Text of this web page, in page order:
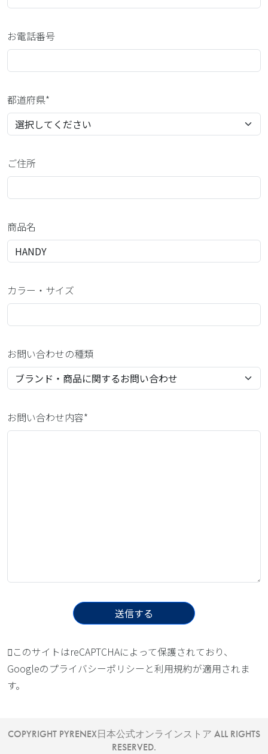
お電話番号
都道府県*
ご住所
商品名
カラー・サイズ
お問い合わせの種類
お問い合わせ内容*
このサイトはreCAPTCHAによって保護されており、
Googleのプライバシーポリシー と利用規約が適用されま
す。
COPYRIGHT PYRENEX日本公式オンラインストア ALL RIGHTS
RESERVED.